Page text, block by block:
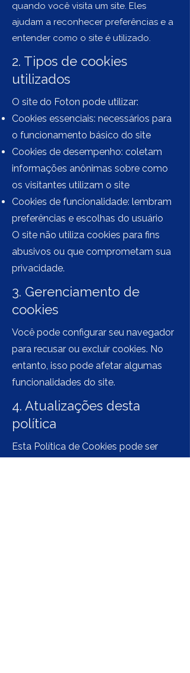
quando você visita um site. Eles
ajudam a reconhecer preferências e a
entender como o site é utilizado.
2. Tipos de cookies
utilizados
O site do Foton pode utilizar:
Cookies essenciais: necessários para
o funcionamento básico do site
Cookies de desempenho: coletam
informações anônimas sobre como
os visitantes utilizam o site
Cookies de funcionalidade: lembram
preferências e escolhas do usuário
O site não utiliza cookies para fins
abusivos ou que comprometam sua
privacidade.
3. Gerenciamento de
cookies
Você pode configurar seu navegador
para recusar ou excluir cookies. No
entanto, isso pode afetar algumas
funcionalidades do site.
4. Atualizações desta
política
Esta Política de Cookies pode ser